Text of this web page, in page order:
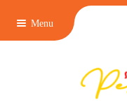
Menu